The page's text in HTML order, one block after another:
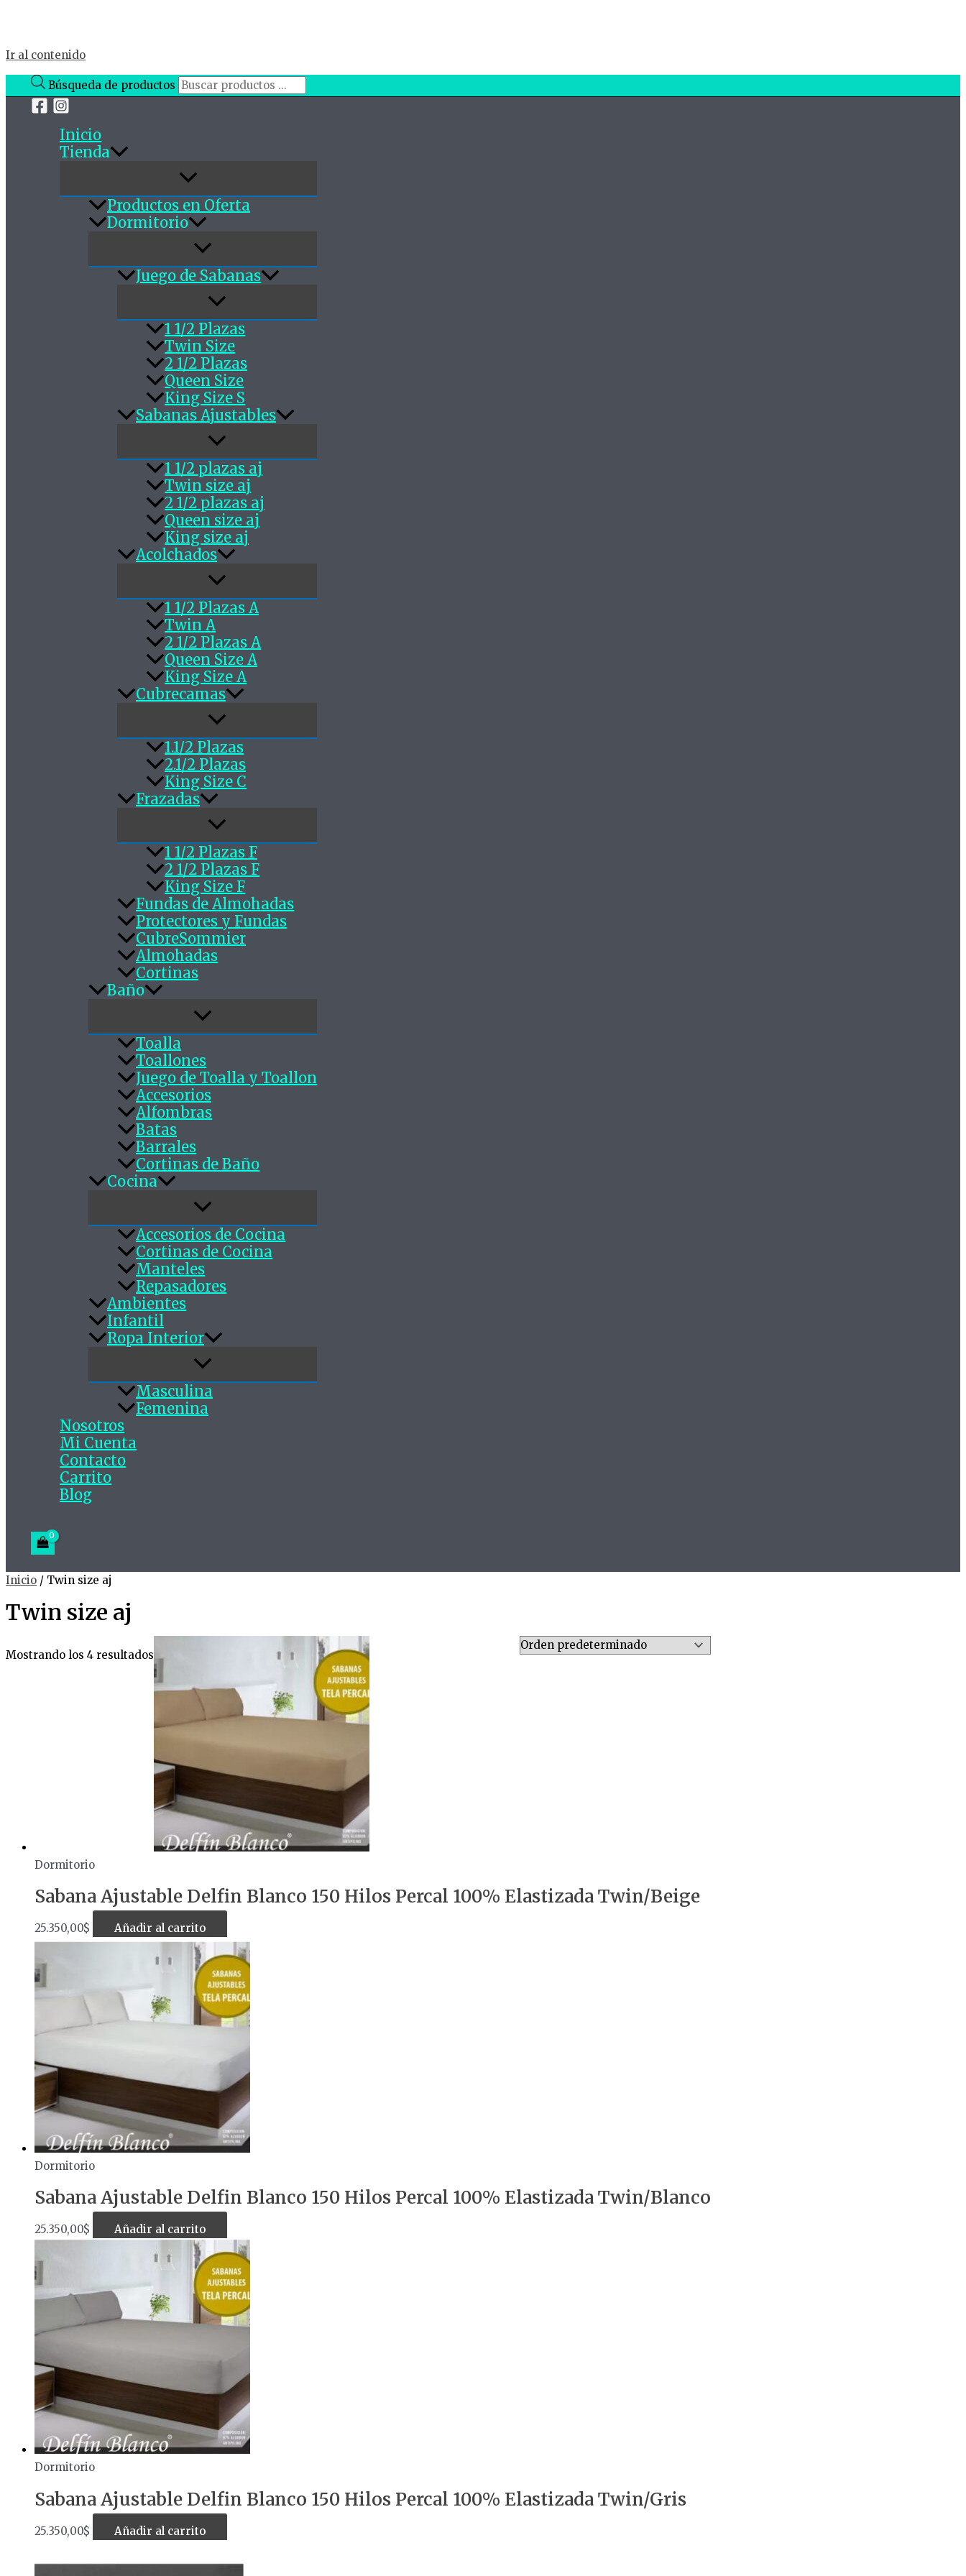
Ir al contenido
Búsqueda de productos
Inicio
Tienda
Productos en Oferta
Dormitorio
Juego de Sabanas
1 1/2 Plazas
Twin Size
2 1/2 Plazas
Queen Size
King Size S
Sabanas Ajustables
1 1/2 plazas aj
Twin size aj
2 1/2 plazas aj
Queen size aj
King size aj
Acolchados
1 1/2 Plazas A
Twin A
2 1/2 Plazas A
Queen Size A
King Size A
Cubrecamas
1.1/2 Plazas
2.1/2 Plazas
King Size C
Frazadas
1 1/2 Plazas F
2 1/2 Plazas F
King Size F
Fundas de Almohadas
Protectores y Fundas
CubreSommier
Almohadas
Cortinas
Baño
Toalla
Toallones
Juego de Toalla y Toallon
Accesorios
Alfombras
Batas
Barrales
Cortinas de Baño
Cocina
Accesorios de Cocina
Cortinas de Cocina
Manteles
Repasadores
Ambientes
Infantil
Ropa Interior
Masculina
Femenina
Nosotros
Mi Cuenta
Contacto
Carrito
Blog
Inicio / Twin size aj
Twin size aj
Mostrando los 4 resultados
Dormitorio
Sabana Ajustable Delfin Blanco 150 Hilos Percal 100% Elastizada Twin/Beige
25.350,00$ Añadir al carrito
Dormitorio
Sabana Ajustable Delfin Blanco 150 Hilos Percal 100% Elastizada Twin/Blanco
25.350,00$ Añadir al carrito
Dormitorio
Sabana Ajustable Delfin Blanco 150 Hilos Percal 100% Elastizada Twin/Gris
25.350,00$ Añadir al carrito